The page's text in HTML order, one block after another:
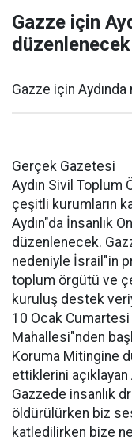
Gazze için
düzenlenecek
Gazze için
Gerçek Gazetesi
Aydın Sivil Toplum
çeşitli kurumların
Aydın"da İnsanlık
düzenlenecek.
nedeniyle İsrail"in
toplum örgütü ve
kuruluş destek
10 Ocak
Mahallesi"nden
Koruma Mitingine
ettiklerini açıklayan
Gazzede insanlık
öldürülürken biz
katledilirken bize